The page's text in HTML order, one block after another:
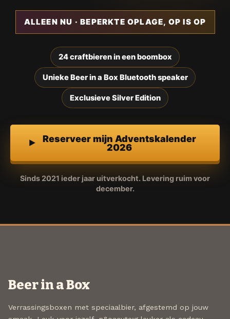
ALLEEN NU · BEPERKTE OPLAGE, OP IS OP
24 craftbieren in een boombox
Unieke Beer in a Box Bluetooth speaker
Exclusieve Silver Edition
Reserveer mijn Adventskalender
2026
Sinds 2021 ieder jaar uitverkocht. Levering ruim voor
december.
Beer in a Box
Verrassingsboxen met speciaalbier, afgestemd op jouw